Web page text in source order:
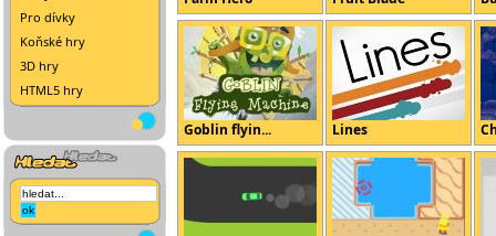
Pro dívky
Koňské hry
3D hry
HTML5 hry
Goblin flyin... Lines